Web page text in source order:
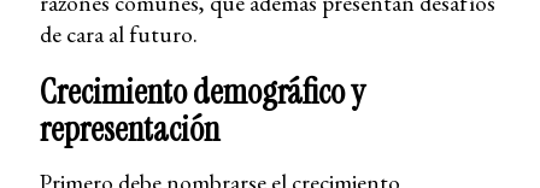
de cara al futuro.
Crecimiento demográfico y
representación